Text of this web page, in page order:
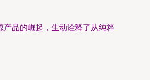
产品的崛起，生动诠释了从纯粹